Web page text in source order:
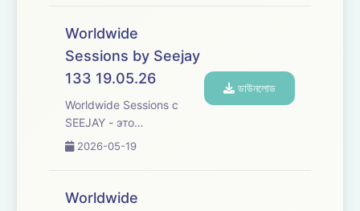
путешествие, которое
переступает границы,
увлекательное
исследование
различных культур и
жанров танцевальной
Worldwide
Sessions by Seejay
133 19.05.26
Worldwide Sessions с
SEEJAY - это
захватывающее
путешествие, которое
переступает границы,
2026-05-19
ডাউনলোড
Worldwide